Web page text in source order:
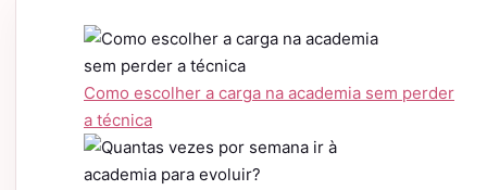
Como escolher a carga na academia sem perder
a técnica